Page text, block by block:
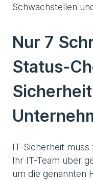
Schwachstellen
Nur 7
Status-
IT-Sicherheit
Ihr IT-Team über
um die genannten